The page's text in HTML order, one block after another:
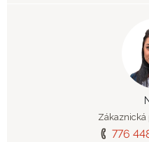
Zákaznická
776